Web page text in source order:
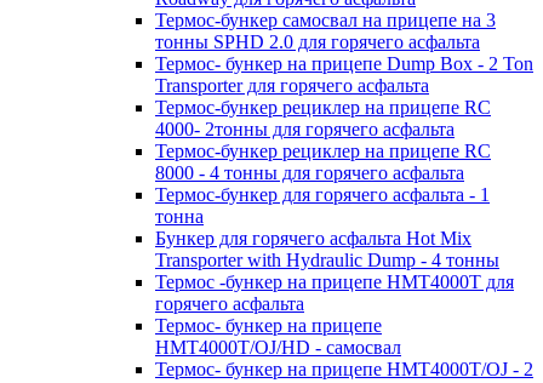
Термос-бункер самосвал на прицепе на 3
тонны SPHD 2.0 для горячего асфальта
Термос- бункер на прицепе Dump Box - 2 Ton
Transporter для горячего асфальта
Термос-бункер рециклер на прицепе RC
4000- 2тонны для горячего асфальта
Термос-бункер рециклер на прицепе RC
8000 - 4 тонны для горячего асфальта
Термос-бункер для горячего асфальта - 1
тонна
Бункер для горячего асфальта Hot Mix
Transporter with Hydraulic Dump - 4 тонны
Термос -бункер на прицепе HMT4000T для
горячего асфальта
Термос- бункер на прицепе
HMT4000T/OJ/HD - самосвал
Термос- бункер на прицепе HMT4000T/OJ - 2